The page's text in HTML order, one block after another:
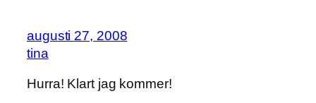
augusti 27, 2008
tina
Hurra! Klart jag kommer!